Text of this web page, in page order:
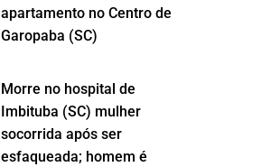
apartamento no Centro de
Garopaba (SC)
Morre no hospital de
Imbituba (SC) mulher
socorrida após ser
esfaqueada; homem é